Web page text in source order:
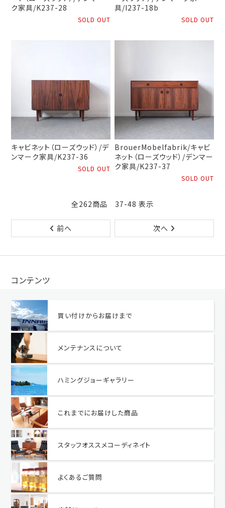
ク家具/K237-28
SOLD OUT
具/I237-18b
SOLD OUT
キャビネット（ローズウッド）/デ
ンマーク家具/K237-36
SOLD OUT
BrouerMobelfabrik/キャビ
ネット（ローズウッド）/デンマー
ク家具/K237-37
SOLD OUT
全262商品 37-48 表示
前へ 次へ
コンテンツ
買い付けからお届けまで
メンテナンスについて
ハミングジョーギャラリー
これまでにお届けした商品
スタッフオススメコーディネイト
よくあるご質問